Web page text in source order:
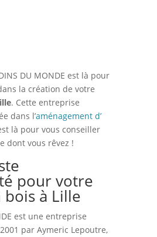
DU MONDE est là pour
la création de votre
. Cette entreprise
dans l’aménagement d’
là pour vous conseiller
dont vous rêvez !
pour votre
à Lille
est une entreprise
par Aymeric Lepoutre,